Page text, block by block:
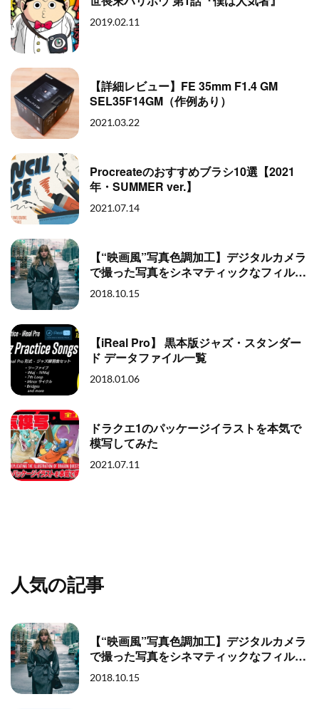
2019.02.11
【詳細レビュー】FE 35mm F1.4 GM
SEL35F14GM（作例あり）
2021.03.22
Procreateのおすすめブラシ10選【2021
年・SUMMER ver.】
2021.07.14
【“映画風”写真色調加工】デジタルカメラ
で撮った写真をシネマティックなフィルム
風に加工する方法
2018.10.15
【iReal Pro】 黒本版ジャズ・スタンダー
ド データファイル一覧
2018.01.06
ドラクエ1のパッケージイラストを本気で
模写してみた
2021.07.11
人気の記事
【“映画風”写真色調加工】デジタルカメラ
で撮った写真をシネマティックなフィルム
風に加工する方法
2018.10.15